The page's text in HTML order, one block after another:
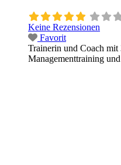
Keine Rezensionen
Favorit
Trainerin und Coach mit
Managementtraining